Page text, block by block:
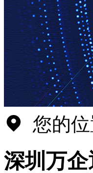
您的位
深圳万